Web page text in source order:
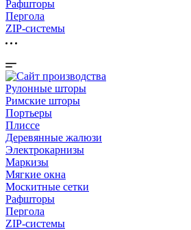
Рафшторы
Пергола
ZIP-системы
Рулонные шторы
Римские шторы
Портьеры
Плиссе
Деревянные жалюзи
Электрокарнизы
Маркизы
Мягкие окна
Москитные сетки
Рафшторы
Пергола
ZIP-системы